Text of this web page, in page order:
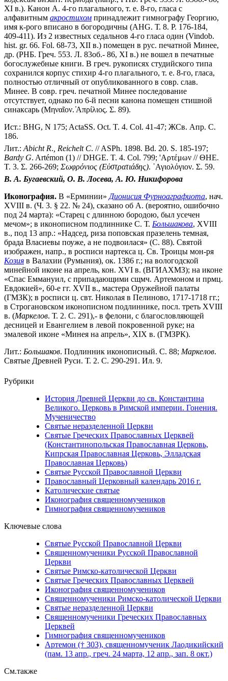
XI в.). Канон А. 4-го плагального, т. е. 8-го, гласа с
алфавитным акростихом принадлежит гимнографу Георгию,
имя к-рого вписано в богородичны (AHG. Т. 8. P. 176-184,
409-411). Из 2 известных седальнов 4-го гласа один (Vindob.
hist. gr. 66. Fol. 68-73, XII в.) помещен в рус. печатной Минее,
др. (РНБ. Греч. 553. Л. 83об.- 86, XI в.) не вошел в печатные
богослужебные книги. В греч. рукописях студийского типа
сохранился корпус стихир 4-го плагального, т. е. 8-го, гласа,
полностью отличный от опубликованного в совр. слав.
Минее. В совр. греч. печатной Минее последование
отсутствует, однако по 6-й песни канона помещен cтишной
синаксарь (Μηναῖον. ̓Απρίλιος. Σ. 89).
Ист.: BHG, N 175; ActaSS. Oct. T. 4. Col. 41-47; ЖСв. Апр. С.
186.
Лит.: Abicht R. Reichelt C. // ASPh. 1898. Bd. 20. S. 185-197;
Bardy G. Artémon (1) // DHGE. T. 4. Col. 799; 'Αρτέμων // ΘΗΕ.
Τ. 3. Σ. 266-269; Σωφρόνιος (Εὐστρατιάδης). ῾Αγιολόγιον. Σ. 59.
В. А. Бугаевский, О. В. Лосева, А. Ю. Никифорова
Иконография. В «Ерминии» Дионисия Фурноаграфиота, нач.
XVIII в. (Ч. 3. § 22. № 24), сказано об А. (вероятно, ошибочно
под 24 марта): «Старец с длинною бородою, был усечен
мечом»; в иконописном подлиннике С. Т. Большакова, XVIII
в., под 13 апр.: «Надсед, риза поповская празелень темная,
брада Власиевы поуже, а не подвоилася» (С. 88). Святой
изображен, напр., в росписи нартекса ц. Св. Троицы мон-ря
Козия в Валахии (Румыния), ок. 1386 г.; на вологодской
минейной иконе на апрель, кон. XVI в. (ВГИАХМЗ); на иконе
«Спас Еммануил, с припадающими сщмч. Артемоном и прмц.
Евдокией», 60-е гг. XVII в., мастера Оружейной палаты
(ГМЗК); в росписи ц. свт. Николая в Пелиново, 1717-1718 гг.;
в Строгановском иконописном подлиннике, посл. треть XVIII
в. (Маркелов. Т. 2. С. 291),- в фелони, с благословляющей
десницей и Евангелием в левой покровенной руке; на
эмалевой иконе «Минея на апрель», XIX в. (ГМЗРК).
Лит.: Большаков. Подлинник иконописный. С. 88; Маркелов.
Святые Древней Руси. Т. 2. С. 290-291. Ил. 9.
Рубрики
История Древней Церкви до св. Константина
Великого. Церковь в Римской империи. Гонения.
Мученичество
Святые неразделенной Церкви
Святые Греческих Православных Церквей
(Константинопольская Православная Церковь,
Кипрская Православная Церковь, Элладская
Православная Церковь)
Святые Русской Православной Церкви
Православный Церковный календарь 2016 г.
Католические святые
Иконография священномучеников
Гимнография священномучеников
Ключевые слова
Святые Русской Православной Церкви
Священномученики Русской Православной
Церкви
Святые Римско-католической Церкви
Святые Греческих Православных Церквей
Иконография священномучеников
Священномученики Римско-католической Церкви
Святые неразделенной Церкви
Священномученики Греческих Православных
Церквей
Гимнография священномучеников
Артемон († 303), священномученик Лаодикийский
(пам. 13 апр., греч. 24 марта, 12 апр., зап. 8 окт.)
См.также